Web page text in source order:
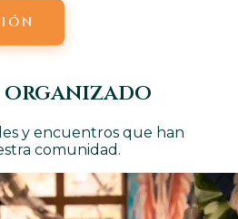
organizado
y encuentros que han
comunidad.